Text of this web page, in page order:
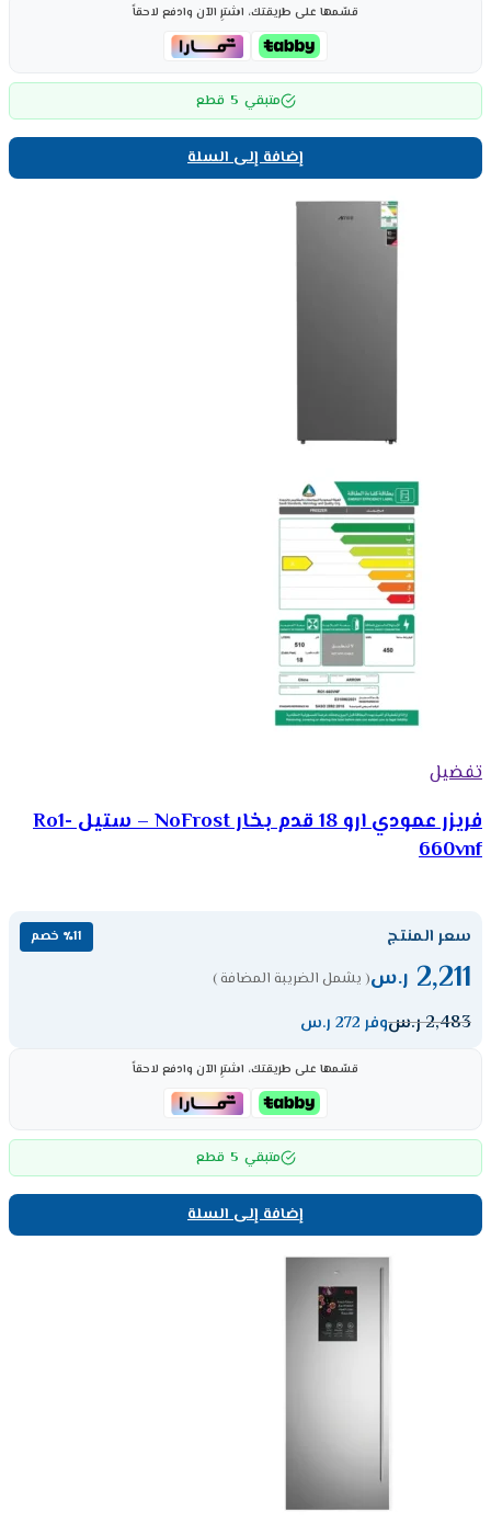
قسّمها على طريقتك، اشترِ الآن وادفع لاحقاً
متبقي 5 قطع
إضافة إلى السلة
تفضيل
فريزر عمودي ارو 18 قدم بخار NoFrost – ستيل Ro1-
660vnf
سعر المنتج ٪11 خصم
2,211 ر.س( يشمل الضريبة المضافة )
2,483ر.سوفر 272 ر.س
قسّمها على طريقتك، اشترِ الآن وادفع لاحقاً
متبقي 5 قطع
إضافة إلى السلة